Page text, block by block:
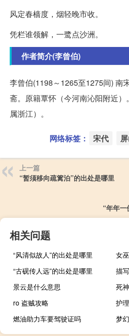
风定春樯度，烟轻晚市收。
凭栏谁领解，一鹭点沙洲。
作者简介(李曾伯)
李曾伯(1198～1265至1275间) 南
斋。原籍覃怀（今河南沁阳附近
属浙江）。
网络标签： 宋代
上一篇
“暂须移向疏篱泊”的出处是哪里
“年年
相关问题
“风清似故人”的出处是哪里
女
“古砚传人远”的出处是哪里
描
景云是什么意思
死
ro 盗贼攻略
护
燃油助力车要驾驶证吗
梦